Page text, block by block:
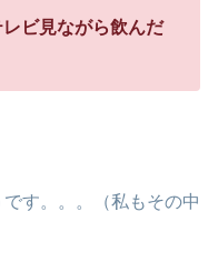
ビ見ながら飲んだ
す。。。（私もその中